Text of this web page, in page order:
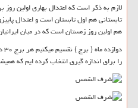
لازم به ذکر است که اعتدال بهاری اولین
تابستانی هم اول تابستان است و اعتدال
هم اولین روز زمستان است که در میان
را برای اندازه گیری انتخاب کرده ایم که